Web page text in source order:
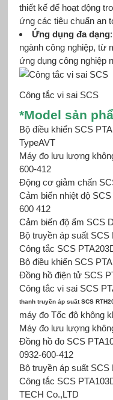
thiết kế để hoạt động
ứng các tiêu chuẩn an
Ứng dụng đa dạng
ngành công nghiệp, từ
ứng dụng công nghiệp
Công tắc vi sai SCS
*Model sản
Bộ điều khiển SCS
TypeAVT
Máy đo lưu lượng
600-412
Động cơ giảm chấn
Cảm biến nhiệt độ
600 412
Cảm biến độ ẩm SCS
Bộ truyền áp suất SCS
Công tắc SCS
Bộ điều khiển SCS
Đồng hồ điện tử SCS
Công tắc vi sai SCS
thanh truyền áp suất SCS
máy đo Tốc độ không
Máy đo lưu lượng
Đồng hồ đo SCS
0932-600-412
Bộ truyền áp suất SCS
Công tắc SCS
TECH Co.,LTD